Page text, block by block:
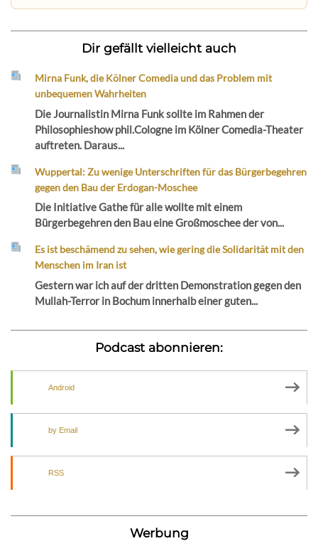
Dir gefällt vielleicht auch
Mirna Funk, die Kölner Comedia und das Problem mit
unbequemen Wahrheiten
Die Journalistin Mirna Funk sollte im Rahmen der
Philosophieshow phil.Cologne im Kölner Comedia-Theater
auftreten. Daraus...
Wuppertal: Zu wenige Unterschriften für das Bürgerbegehren
gegen den Bau der Erdogan-Moschee
Die Initiative Gathe für alle wollte mit einem
Bürgerbegehren den Bau eine Großmoschee der von...
Es ist beschämend zu sehen, wie gering die Solidarität mit den
Menschen im Iran ist
Gestern war ich auf der dritten Demonstration gegen den
Mullah-Terror in Bochum innerhalb einer guten...
Podcast abonnieren:
Android
by Email
RSS
Werbung